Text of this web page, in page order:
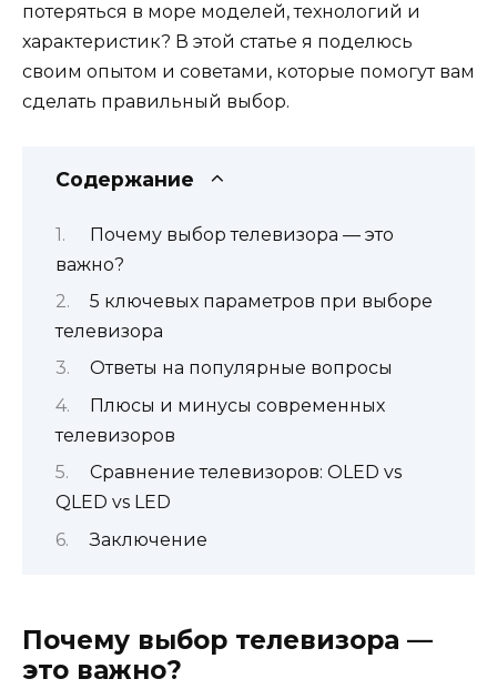
потеряться в море моделей, технологий и
характеристик? В этой статье я поделюсь
своим опытом и советами, которые помогут вам
сделать правильный выбор.
Содержание
Почему выбор телевизора — это
важно?
5 ключевых параметров при выборе
телевизора
Ответы на популярные вопросы
Плюсы и минусы современных
телевизоров
Сравнение телевизоров: OLED vs
QLED vs LED
Заключение
Почему выбор телевизора —
это важно?